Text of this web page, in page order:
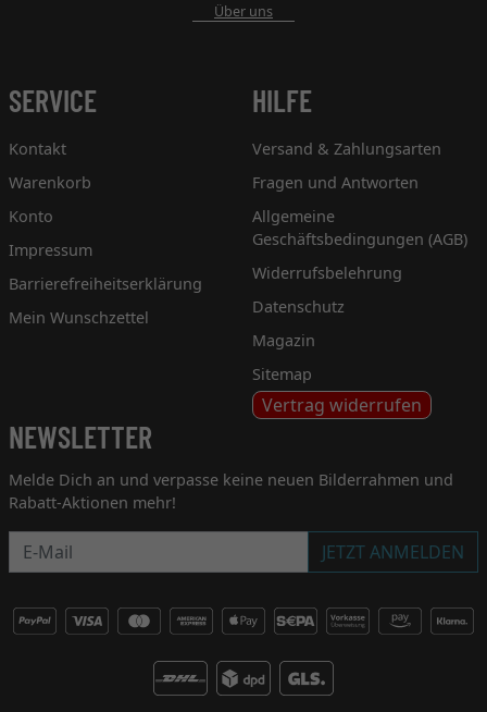
Über uns
SERVICE
Kontakt
Warenkorb
Konto
Impressum
Barrierefreiheitserklärung
Mein Wunschzettel
HILFE
Versand & Zahlungsarten
Fragen und Antworten
Allgemeine
Geschäftsbedingungen (AGB)
Widerrufsbelehrung
Datenschutz
Magazin
Sitemap
Vertrag widerrufen
NEWSLETTER
Melde Dich an und verpasse keine neuen Bilderrahmen und
Rabatt-Aktionen mehr!
Newsletter
JETZT ANMELDEN